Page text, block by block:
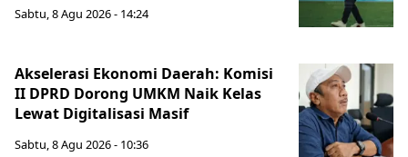
Sabtu, 8 Agu 2026 - 14:24
Akselerasi Ekonomi Daerah: Komisi
II DPRD Dorong UMKM Naik Kelas
Lewat Digitalisasi Masif
Sabtu, 8 Agu 2026 - 10:36